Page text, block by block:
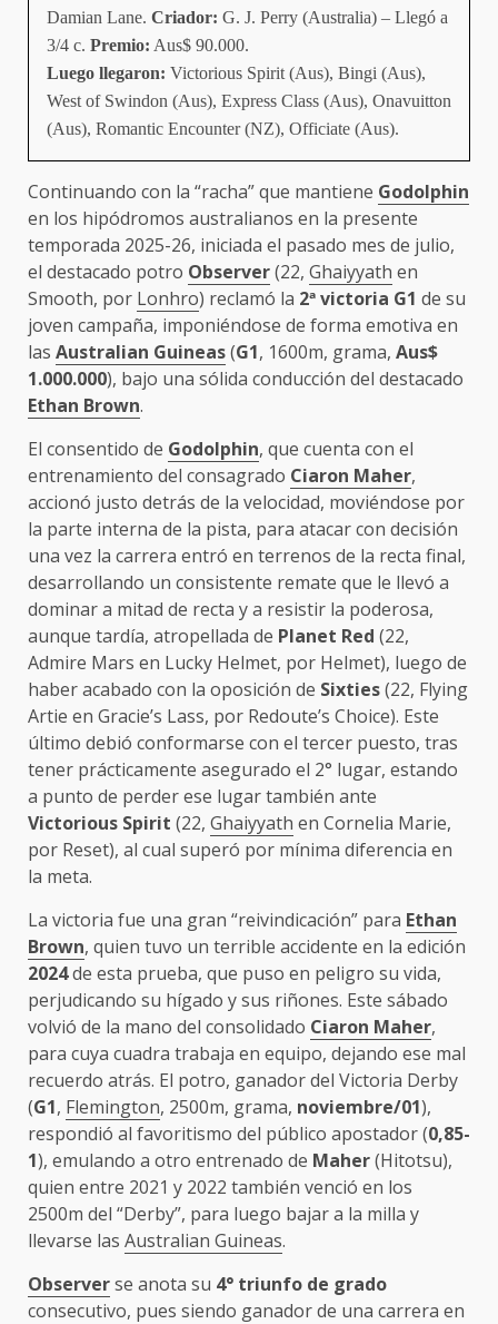
Damian Lane. Criador: G. J. Perry (Australia) – Llegó a
3/4 c. Premio: Aus$ 90.000.
Luego llegaron: Victorious Spirit (Aus), Bingi (Aus),
West of Swindon (Aus), Express Class (Aus), Onavuitton
(Aus), Romantic Encounter (NZ), Officiate (Aus).
Continuando con la “racha” que mantiene Godolphin
en los hipódromos australianos en la presente
temporada 2025-26, iniciada el pasado mes de julio,
el destacado potro Observer(22, Ghaiyyath en
Smooth, por Lonhro) reclamó la 2ªvictoria G1 de su
joven campaña, imponiéndose de forma emotiva en
las Australian Guineas(G1, 1600m, grama, Aus$
1.000.000), bajo una sólida conducción del destacado
Ethan Brown.
El consentido de Godolphin, que cuenta con el
entrenamiento del consagrado Ciaron Maher,
accionó justo detrás de la velocidad, moviéndose por
la parte interna de la pista, para atacar con decisión
una vez la carrera entró en terrenos de la recta final,
desarrollando un consistente remate que le llevó a
dominar a mitad de recta y a resistir la poderosa,
aunque tardía, atropellada de Planet Red (22,
Admire Mars en Lucky Helmet, por Helmet), luego de
haber acabado con la oposición de Sixties(22, Flying
Artie en Gracie’s Lass, por Redoute’s Choice). Este
último debió conformarse con el tercer puesto, tras
tener prácticamente asegurado el 2° lugar, estando
a punto de perder ese lugar también ante
Victorious Spirit (22, Ghaiyyath en Cornelia Marie,
por Reset), al cual superó por mínima diferencia en
la meta.
La victoria fue una gran “reivindicación” para Ethan
Brown, quien tuvo un terrible accidente en la edición
2024de esta prueba, que puso en peligro su vida,
perjudicando su hígado y sus riñones. Este sábado
volvió de la mano del consolidado Ciaron Maher,
para cuya cuadra trabaja en equipo, dejando ese mal
recuerdo atrás. El potro, ganador del Victoria Derby
(G1, Flemington, 2500m, grama, noviembre/01),
respondió al favoritismo del público apostador (0,85-
1), emulando a otro entrenado de Maher(Hitotsu),
quien entre 2021 y 2022 también venció en los
2500m del “Derby”, para luego bajar a la milla y
llevarse las Australian Guineas.
Observerse anota su 4° triunfo de grado
consecutivo, pues siendo ganador de una carrera en